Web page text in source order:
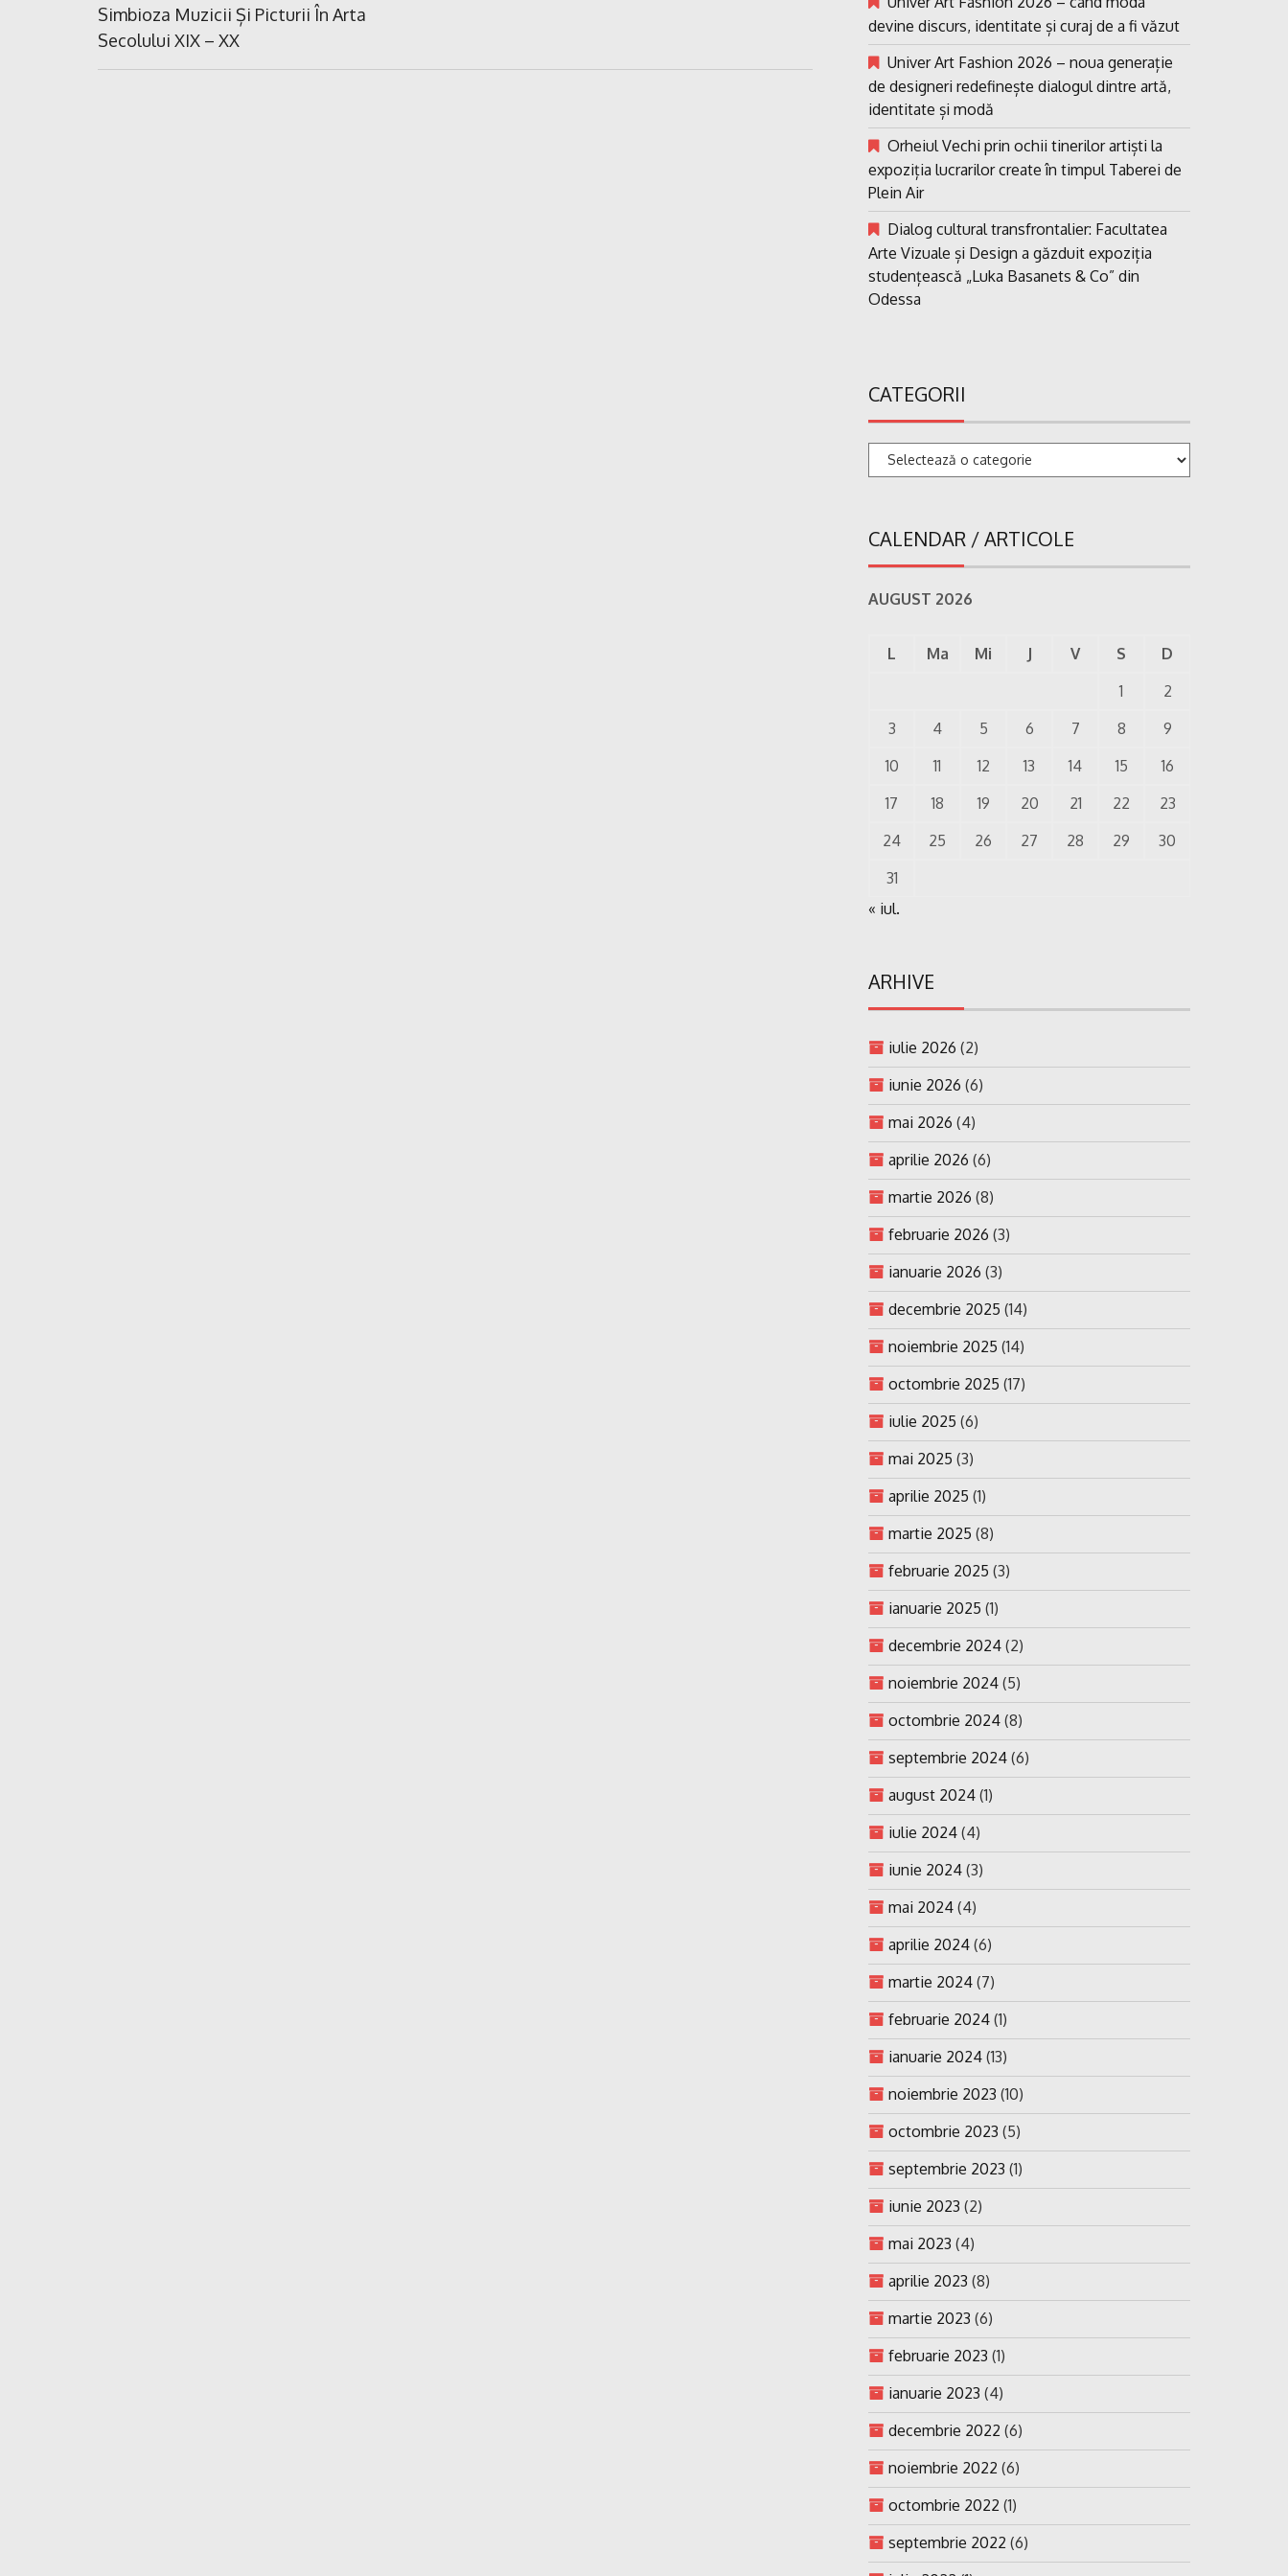
în
articole
Previous
Post:
Simbioza Muzicii Și Picturii În Arta
Secolului XIX – XX
devine discurs, identitate și curaj de a fi văzut
Univer Art Fashion 2026 – noua generație
de designeri redefinește dialogul dintre artă,
identitate și modă
Orheiul Vechi prin ochii tinerilor artiști la
expoziția lucrarilor create în timpul Taberei de
Plein Air
Dialog cultural transfrontalier: Facultatea
Arte Vizuale și Design a găzduit expoziția
studențească „Luka Basanets & Co” din
Odessa
CATEGORII
Categorii
CALENDAR / ARTICOLE
AUGUST 2026
L Ma Mi J V S
D
1
2
3
4 5 6 7 8
9
10
11 12 13 14 15
16
17
18 19 20 21 22
23
24
25 26 27 28 29
30
31
« iul.
ARHIVE
iulie 2026 (2)
iunie 2026 (6)
mai 2026 (4)
aprilie 2026 (6)
martie 2026 (8)
februarie 2026 (3)
ianuarie 2026 (3)
decembrie 2025 (14)
noiembrie 2025 (14)
octombrie 2025 (17)
iulie 2025 (6)
mai 2025 (3)
aprilie 2025 (1)
martie 2025 (8)
februarie 2025 (3)
ianuarie 2025 (1)
decembrie 2024 (2)
noiembrie 2024 (5)
octombrie 2024 (8)
septembrie 2024 (6)
august 2024 (1)
iulie 2024 (4)
iunie 2024 (3)
mai 2024 (4)
aprilie 2024 (6)
martie 2024 (7)
februarie 2024 (1)
ianuarie 2024 (13)
noiembrie 2023 (10)
octombrie 2023 (5)
septembrie 2023 (1)
iunie 2023 (2)
mai 2023 (4)
aprilie 2023 (8)
martie 2023 (6)
februarie 2023 (1)
ianuarie 2023 (4)
decembrie 2022 (6)
noiembrie 2022 (6)
octombrie 2022 (1)
septembrie 2022 (6)